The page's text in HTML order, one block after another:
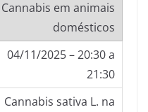
Cannabis em animais
domésticos
04/11/2025 – 20:30 a
21:30
Cannabis sativa L. na